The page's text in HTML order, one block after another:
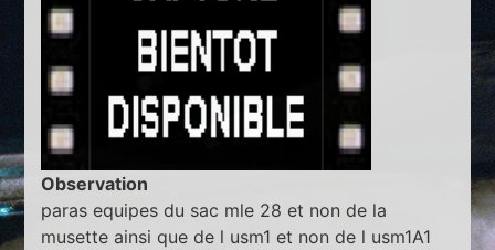
Observation
paras equipes du sac mle 28 et non de la
musette ainsi que de l usm1 et non de l usm1A1